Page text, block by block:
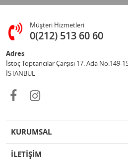
Müşteri Hizmetleri
0(212) 513 60 60
Adres
İstoç Toptancılar Çarşısı 17. Ada
İSTANBUL
KURUMSAL
İLETİŞİM